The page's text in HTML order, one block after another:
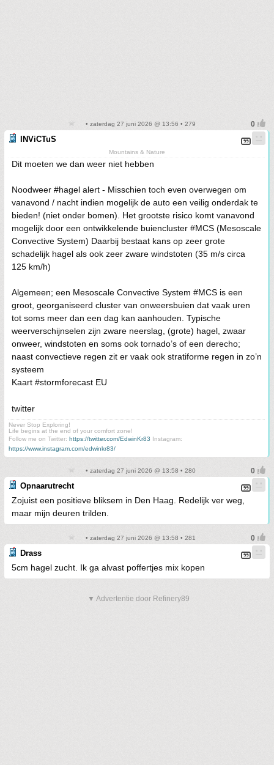
• zaterdag 27 juni 2026 @ 13:56 • 279
INViCTuS
Mountains & Nature
Dit moeten we dan weer niet hebben
Noodweer #hagel alert - Misschien toch even overwegen om
vanavond / nacht indien mogelijk de auto een veilig onderdak te
bieden! (niet onder bomen). Het grootste risico komt vanavond
mogelijk door een ontwikkelende buiencluster #MCS (Mesoscale
Convective System) Daarbij bestaat kans op zeer grote
schadelijk hagel als ook zeer zware windstoten (35 m/s circa
125 km/h)
Algemeen; een Mesoscale Convective System #MCS is een
groot, georganiseerd cluster van onweersbuien dat vaak uren
tot soms meer dan een dag kan aanhouden. Typische
weerverschijnselen zijn zware neerslag, (grote) hagel, zwaar
onweer, windstoten en soms ook tornado’s of een derecho;
naast convectieve regen zit er vaak ook stratiforme regen in zo’n
systeem
Kaart #stormforecast EU
twitter
Never Stop Exploring!
Life begins at the end of your comfort zone!
Follow me on Twitter: https://twitter.com/EdwinKr83 Instagram:
https://www.instagram.com/edwinkr83/
• zaterdag 27 juni 2026 @ 13:58 • 280
Opnaarutrecht
Zojuist een positieve bliksem in Den Haag. Redelijk ver weg,
maar mijn deuren trilden.
• zaterdag 27 juni 2026 @ 13:58 • 281
Drass
5cm hagel zucht. Ik ga alvast poffertjes mix kopen
▼ Advertentie door Refinery89